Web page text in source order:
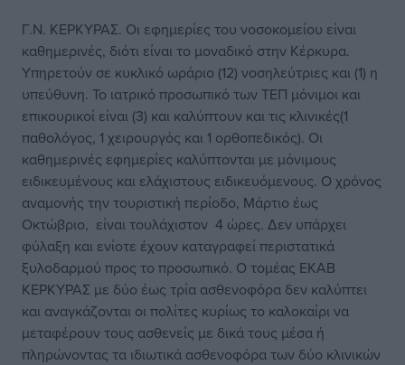
Γ.Ν. ΚΕΡΚΥΡΑΣ. Οι εφημερίες του νοσοκομείου είναι
καθημερινές, διότι είναι το μοναδικό στην Κέρκυρα.
Υπηρετούν σε κυκλικό ωράριο (12) νοσηλεύτριες και (1) η
υπεύθυνη. Το ιατρικό προσωπικό των ΤΕΠ μόνιμοι και
επικουρικοί είναι (3) και καλύπτουν και τις κλινικές(1
παθολόγος, 1 χειρουργός και 1 ορθοπεδικός). Οι
καθημερινές εφημερίες καλύπτονται με μόνιμους
ειδικευμένους και ελάχιστους ειδικευόμενους. Ο χρόνος
αναμονής την τουριστική περίοδο, Μάρτιο έως
Οκτώβριο, είναι τουλάχιστον 4 ώρες. Δεν υπάρχει
φύλαξη και ενίοτε έχουν καταγραφεί περιστατικά
ξυλοδαρμού προς το προσωπικό. Ο τομέας ΕΚΑΒ
ΚΕΡΚΥΡΑΣ με δύο έως τρία ασθενοφόρα δεν καλύπτει
και αναγκάζονται οι πολίτες κυρίως το καλοκαίρι να
μεταφέρουν τους ασθενείς με δικά τους μέσα ή
πληρώνοντας τα ιδιωτικά ασθενοφόρα των δύο κλινικών